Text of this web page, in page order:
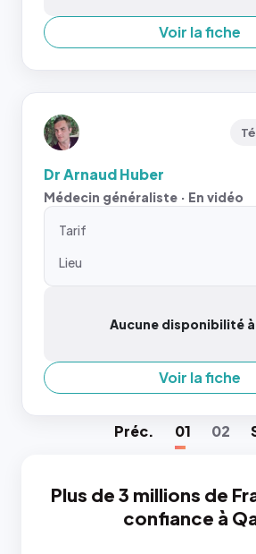
Voir la fiche
Dr Arnaud Huber
Médecin généraliste · En vidéo
Tarif
Lieu
Aucune disponibilité
Voir la fiche
Préc. 01 02
Plus de 3 millions de
confiance à